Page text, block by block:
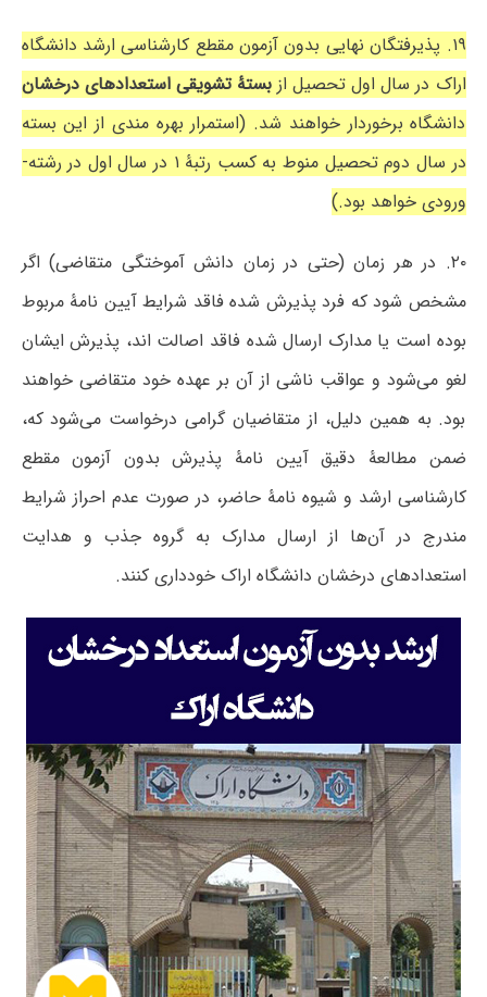
۱۹. پذیرفتگان نهایی بدون آزمون مقطع کارشناسی ارشد دانشگاه
اراک در سال اول تحصیل ازبستۀ تشویقی استعدادهای درخشان
دانشگاه برخوردار خواهند شد. (استمرار بهره مندی از این بسته
در سال دوم تحصیل منوط به کسب رتبۀ ۱ در سال اول در رشته-
ورودی خواهد بود.)
۲۰. در هر زمان (حتی در زمان دانش آموختگی متقاضی) اگر
مشخص شود که فرد پذیرش شده فاقد شرایط آیین نامۀ مربوط
بوده است یا مدارک ارسال شده فاقد اصالت اند، پذیرش ایشان
لغو می‌شود و عواقب ناشی از آن بر عهده خود متقاضی خواهند
بود. به همین دلیل، از متقاضیان گرامی درخواست می‌شود که،
ضمن مطالعۀ دقیق آیین نامۀ پذیرش بدون آزمون مقطع
کارشناسی ارشد و شیوه نامۀ حاضر، در صورت‌ عدم احراز شرایط
مندرج در آن‌ها از ارسال مدارک به گروه جذب و هدایت
استعدادهای درخشان دانشگاه اراک خودداری کنند.